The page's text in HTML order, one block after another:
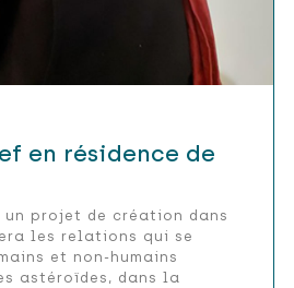
en résidence de
un projet de création dans
les relations qui se
et non-humains
astéroïdes, dans la